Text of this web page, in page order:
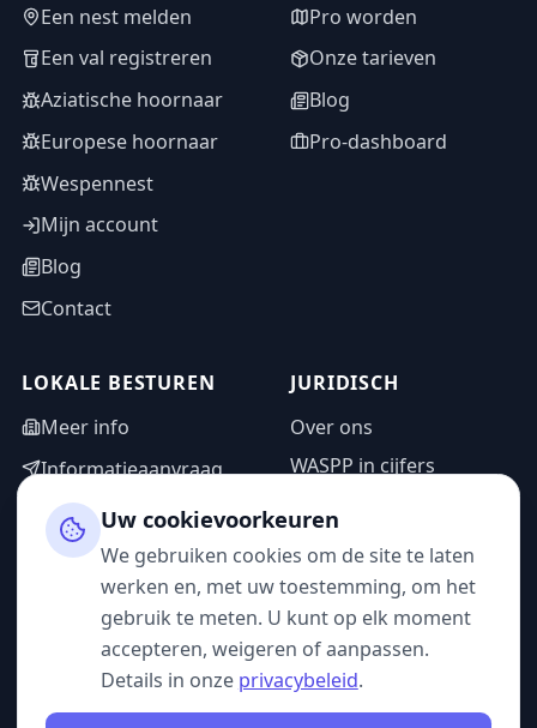
Een nest melden
Een val registreren
Aziatische hoornaar
Europese hoornaar
Wespennest
Mijn account
Blog
Contact
Pro worden
Onze tarieven
Blog
Pro-dashboard
LOKALE BESTUREN
Meer info
Informatieaanvraag
Adminzone
JURIDISCH
Over ons
WASPP in cijfers
Privacybeleid
Gebruiksvoorwaarden
VOLG ONS
Uw cookievoorkeuren
We gebruiken cookies om de site te laten
werken en, met uw toestemming, om het
gebruik te meten. U kunt op elk moment
accepteren, weigeren of aanpassen.
Details in onze privacybeleid.